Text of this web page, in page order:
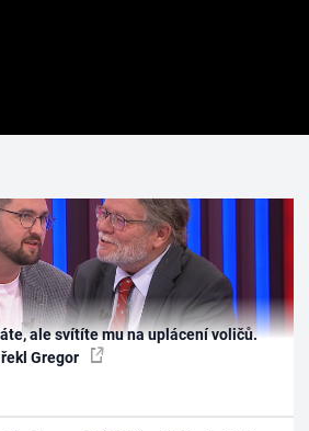
ale svítíte mu na uplácení voličů.
Gregor